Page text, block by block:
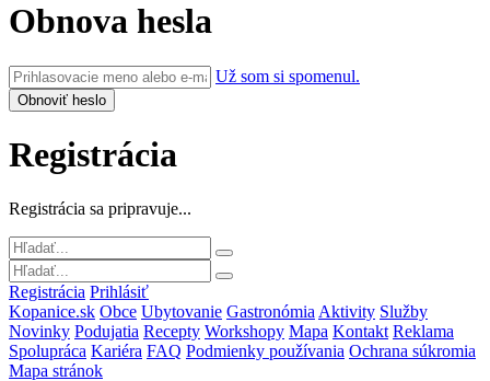
Obnova hesla
Už som si spomenul.
Registrácia
Registrácia sa pripravuje...
Registrácia Prihlásiť
Kopanice.sk Obce Ubytovanie Gastronómia Aktivity Služby
Novinky Podujatia Recepty Workshopy Mapa Kontakt Reklama
Spolupráca Kariéra FAQ Podmienky používania Ochrana súkromia
Mapa stránok